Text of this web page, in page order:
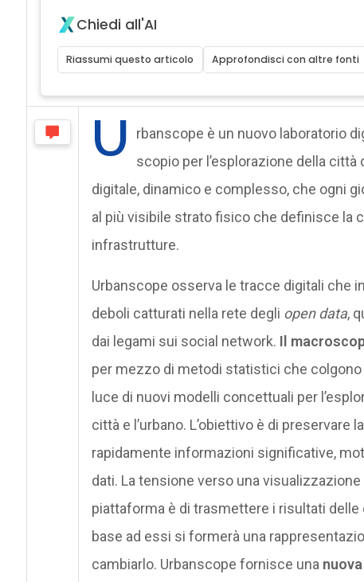
Chiedi all'AI
Riassumi questo articolo Approfondisci con altre fonti
U
rbanscope è un nuovo laboratorio
scopio per l’esplorazione della
digitale, dinamico e complesso, che ogni
al più visibile strato fisico che definisce la
infrastrutture.
Urbanscope osserva le tracce digitali che
deboli catturati nella rete degli open data,
dai legami sui social network. Il
per mezzo di metodi statistici che
luce di nuovi modelli concettuali per
città e l’urbano. L’obiettivo è di
rapidamente informazioni significative,
dati. La tensione verso una
piattaforma è di trasmettere i risultati
base ad essi si formerà una
cambiarlo. Urbanscope fornisce una